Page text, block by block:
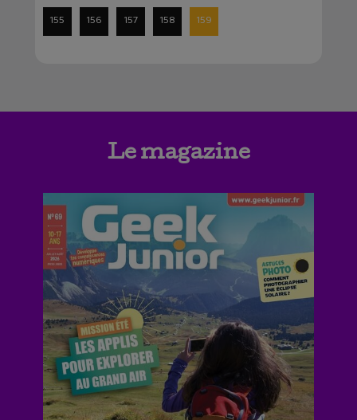
155 156 157 158 159
Le magazine